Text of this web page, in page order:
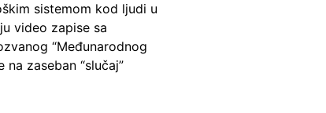
sistemom kod ljudi u
video zapise sa
“Međunarodnog
na zaseban “slučaj”